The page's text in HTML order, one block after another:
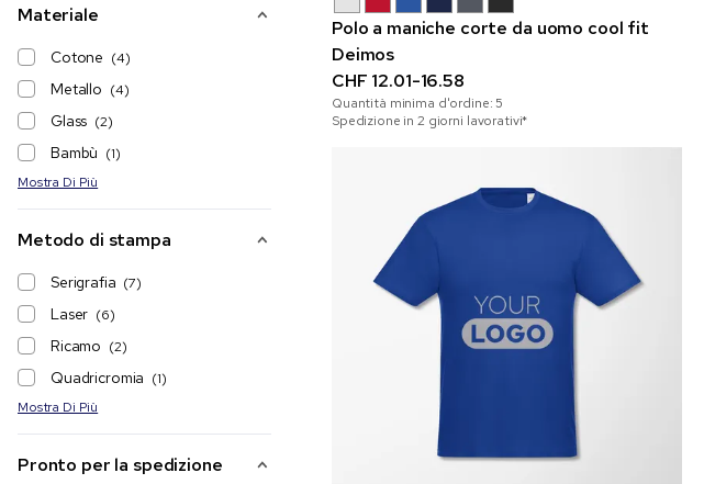
Materiale
Cotone (4)
Metallo (4)
Glass (2)
Bambù (1)
Mostra Di Più
Metodo di stampa
Serigrafia (7)
Laser (6)
Ricamo (2)
Quadricromia (1)
Mostra Di Più
Pronto per la spedizione
Polo a maniche corte da uomo cool fit
Deimos
CHF 12.01-16.58
Quantità minima d'ordine:5
Spedizione in 2 giorni lavorativi*